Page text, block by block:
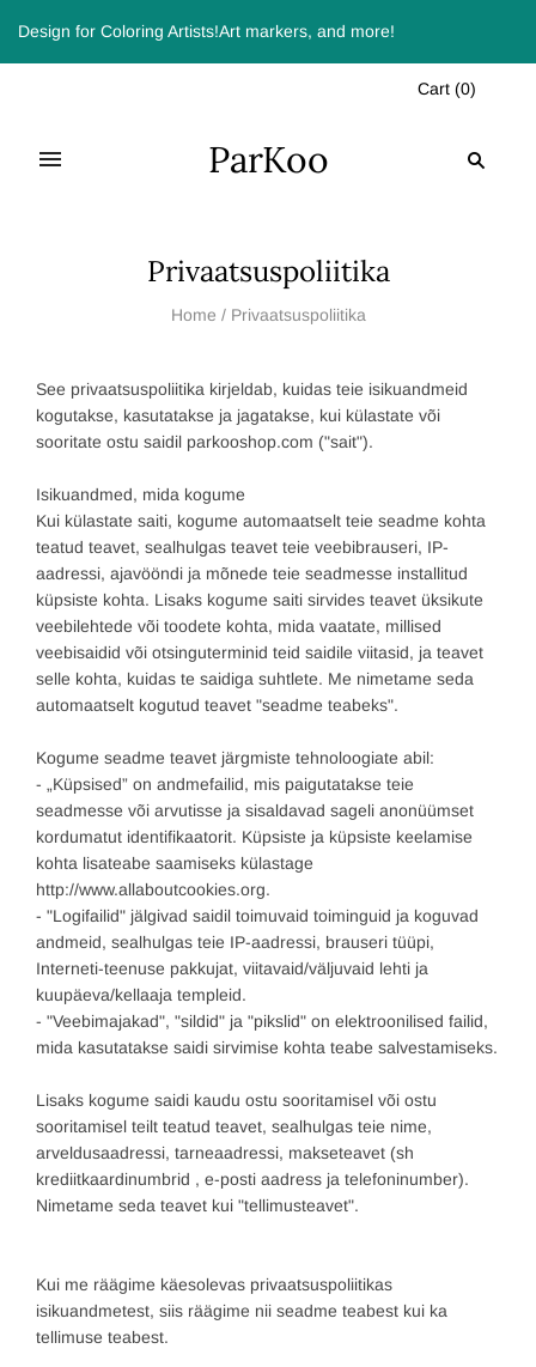
Design for Coloring Artists!Art markers, and more!
Cart (0)
ParKoo
Privaatsuspoliitika
Home / Privaatsuspoliitika
See privaatsuspoliitika kirjeldab, kuidas teie isikuandmeid
kogutakse, kasutatakse ja jagatakse, kui külastate või
sooritate ostu saidil parkooshop.com ("sait").
Isikuandmed, mida kogume
Kui külastate saiti, kogume automaatselt teie seadme kohta
teatud teavet, sealhulgas teavet teie veebibrauseri, IP-
aadressi, ajavööndi ja mõnede teie seadmesse installitud
küpsiste kohta. Lisaks kogume saiti sirvides teavet üksikute
veebilehtede või toodete kohta, mida vaatate, millised
veebisaidid või otsinguterminid teid saidile viitasid, ja teavet
selle kohta, kuidas te saidiga suhtlete. Me nimetame seda
automaatselt kogutud teavet "seadme teabeks".
Kogume seadme teavet järgmiste tehnoloogiate abil:
- „Küpsised” on andmefailid, mis paigutatakse teie
seadmesse või arvutisse ja sisaldavad sageli anonüümset
kordumatut identifikaatorit. Küpsiste ja küpsiste keelamise
kohta lisateabe saamiseks külastage
http://www.allaboutcookies.org.
- "Logifailid" jälgivad saidil toimuvaid toiminguid ja koguvad
andmeid, sealhulgas teie IP-aadressi, brauseri tüüpi,
Interneti-teenuse pakkujat, viitavaid/väljuvaid lehti ja
kuupäeva/kellaaja templeid.
- "Veebimajakad", "sildid" ja "pikslid" on elektroonilised failid,
mida kasutatakse saidi sirvimise kohta teabe salvestamiseks.
Lisaks kogume saidi kaudu ostu sooritamisel või ostu
sooritamisel teilt teatud teavet, sealhulgas teie nime,
arveldusaadressi, tarneaadressi, makseteavet (sh
krediitkaardinumbrid , e-posti aadress ja telefoninumber).
Nimetame seda teavet kui "tellimusteavet".
Kui me räägime käesolevas privaatsuspoliitikas
isikuandmetest, siis räägime nii seadme teabest kui ka
tellimuse teabest.